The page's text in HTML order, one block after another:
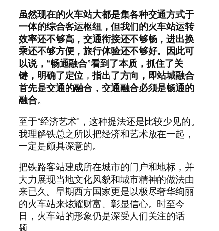
虽然现在的火车站大都是集各种交通方式于
一体的综合客运枢纽，但我们的火车站运转
效率还不够高，交通衔接还不够畅，进出换
乘还不够方便，旅行体验还不够好。因此可
以说，“畅通融合”看到了本质，抓住了关
键，明确了定位，指出了方向，即站城融合
首先是交通的融合，交通融合必须是畅通的
融合。
至于“经济艺术”，这种提法还是比较少见的。
我理解铁总之所以把经济和艺术放在一起，
一定是颇具深意的。
把铁路客站建成所在城市的门户和地标，并
大力展现当地文化风貌和城市精神的做法由
来已久。早期西方国家更是以极尽奢华绚丽
的火车站来炫耀财富、彰显信心。时至今
日，火车站的形象仍是深受人们关注的话
题。